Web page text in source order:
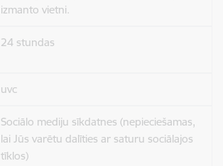
izmanto vietni.
24 stundas
uvc
Sociālo mediju sīkdatnes (nepieciešamas,
lai Jūs varētu dalīties ar saturu sociālajos
tīklos)